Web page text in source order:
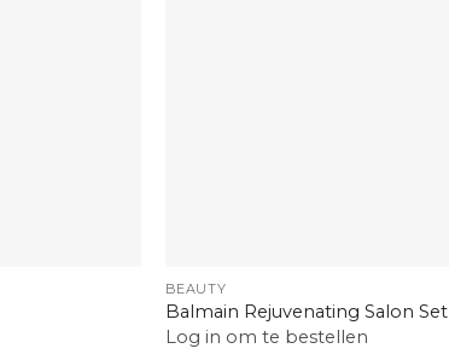
BEAUTY
Balmain Rejuvenating Salon Set
Log in om te bestellen